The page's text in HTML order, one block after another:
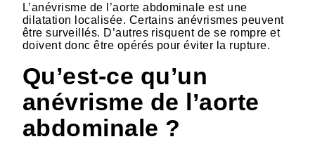
L’anévrisme de l’aorte abdominale est une
dilatation localisée. Certains anévrismes peuvent
être surveillés. D’autres risquent de se rompre et
doivent donc être opérés pour éviter la rupture.
Qu’est-ce qu’un
anévrisme de l’aorte
abdominale ?